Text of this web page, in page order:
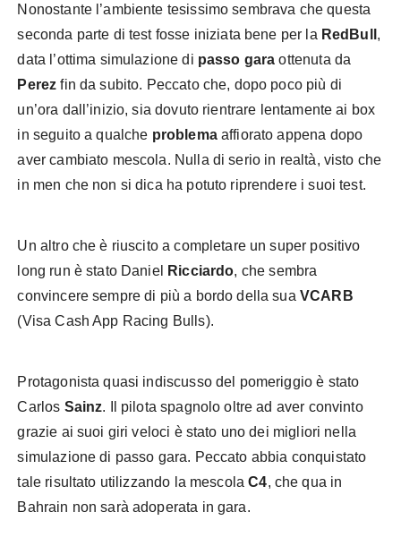
Nonostante l’ambiente tesissimo sembrava che questa
seconda parte di test fosse iniziata bene per la RedBull ,
data l’ottima simulazione di passo gara ottenuta da
Perezfin da subito. Peccato che, dopo poco più di
un’ora dall’inizio, sia dovuto rientrare lentamente ai box
in seguito a qualche problemaaffiorato appena dopo
aver cambiato mescola. Nulla di serio in realtà, visto che
in men che non si dica ha potuto riprendere i suoi test.
Un altro che è riuscito a completare un super positivo
long run è stato Daniel
Ricciardo, che sembra
convincere sempre di più a bordo della sua VCARB
(Visa Cash App Racing Bulls).
Protagonista quasi indiscusso del pomeriggio è stato
Carlos Sainz. Il pilota spagnolo oltre ad aver convinto
grazie ai suoi giri veloci è stato uno dei migliori nella
simulazione di passo gara. Peccato abbia conquistato
tale risultato utilizzando la mescolaC4, che qua in
Bahrain non sarà adoperata in gara.